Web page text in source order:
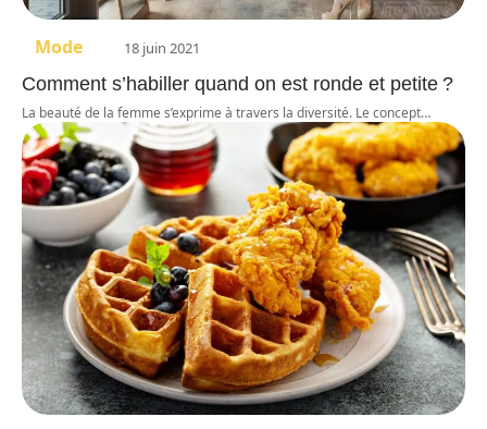
Mode 18 juin 2021
Comment s’habiller quand on est ronde et petite ?
La beauté de la femme s’exprime à travers la diversité. Le concept…